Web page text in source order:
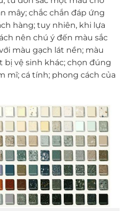
mây; chắc chắn đáp ứng
hàng; tuy nhiên, khi lựa
nên chú ý đến màu sắc
màu gạch lát nền; màu
bị vệ sinh khác; chọn đúng
mĩ; cá tính; phong cách của